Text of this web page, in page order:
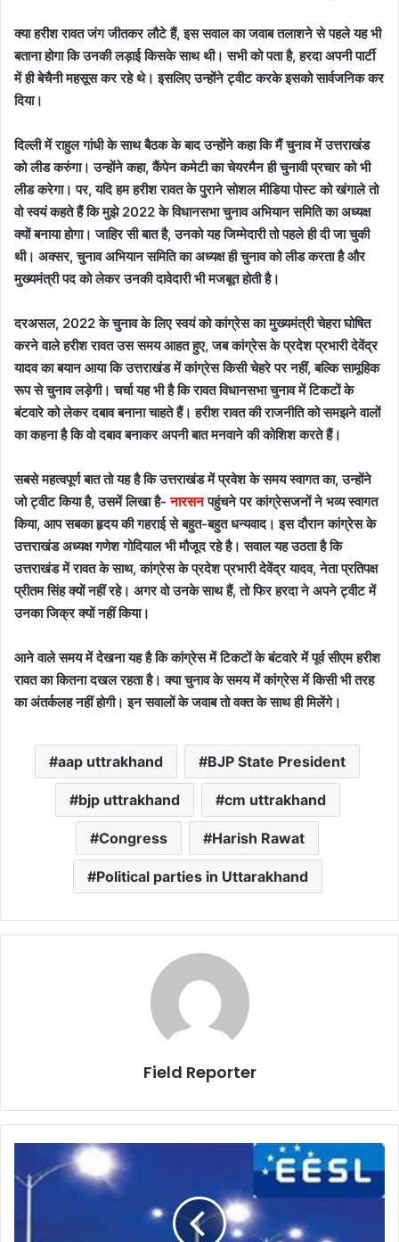
क्या हरीश रावत जंग जीतकर लौटे हैं,इस सवाल का जवाब तलाशने से पहले यह भी
बताना होगा कि उनकी लड़ाई किसके साथ थी। सभी को पता है,हरदा अपनी पार्टी
में ही बेचैनी महसूस कर रहे थे। इसलिए उन्होंने ट्वीट करके इसको सार्वजनिक कर
दिया।
दिल्ली में राहुल गांधी के साथ बैठक के बाद उन्होंने कहा कि मैं चुनाव में उत्तराखंड
को लीड करुंगा। उन्होंने कहा,कैंपेन कमेटी का चेयरमैन ही चुनावी प्रचार को भी
लीड करेगा। पर,यदि हम हरीश रावत के पुराने सोशल मीडिया पोस्ट को खंगाले तो
वो स्वयं कहते हैं कि मुझे2022के विधानसभा चुनाव अभियान समिति का अध्यक्ष
क्यों बनाया होगा। जाहिर सी बात है,उनको यह जिम्मेदारी तो पहले ही दी जा चुकी
थी। अक्सर,चुनाव अभियान समिति का अध्यक्ष ही चुनाव को लीड करता है और
मुख्यमंत्री पद को लेकर उनकी दावेदारी भी मजबूत होती है।
दरअसल, 2022के चुनाव के लिए स्वयं को कांग्रेस का मुख्यमंत्री चेहरा घोषित
करने वाले हरीश रावत उस समय आहत हुए,जब कांग्रेस के प्रदेश प्रभारी देवेंद्र
यादव का बयान आया कि उत्तराखंड में कांग्रेस किसी चेहरे पर नहीं,बल्कि सामूहिक
रूप से चुनाव लड़ेगी। चर्चा यह भी है कि रावत विधानसभा चुनाव में टिकटों के
बंटवारे को लेकर दबाव बनाना चाहते हैं। हरीश रावत की राजनीति को समझने वालों
का कहना है कि वो दबाव बनाकर अपनी बात मनवाने की कोशिश करते हैं।
सबसे महत्वपूर्ण बात तो यह है कि उत्तराखंड में प्रवेश के समय स्वागत का,उन्होंने
जो ट्वीट किया है,उसमें लिखा है- नारसन पहुंचने पर कांग्रेसजनों ने भव्य स्वागत
किया, आप सबका हृदय की गहराई से बहुत-बहुत धन्यवाद। इस दौरान कांग्रेस के
उत्तराखंड अध्यक्ष गणेश गोदियाल भी मौजूद रहे है। सवाल यह उठता है कि
उत्तराखंड में रावत के साथ,कांग्रेस के प्रदेश प्रभारी देवेंद्र यादव,नेता प्रतिपक्ष
प्रीतम सिंह क्यों नहीं रहे। अगर वो उनके साथ हैं,तो फिर हरदा ने अपने ट्वीट में
उनका जिक्र क्यों नहीं किया।
आने वाले समय में देखना यह है कि कांग्रेस में टिकटों के बंटवारे में पूर्व सीएम हरीश
रावत का कितना दखल रहता है। क्या चुनाव के समय में कांग्रेस में किसी भी तरह
का अंतर्कलह नहीं होगी। इन सवालों के जवाब तो वक्त के साथ ही मिलेंगे।
aap uttrakhand BJP State President
bjp uttrakhand cm uttrakhand
Congress Harish Rawat
Political parties in Uttarakhand
Field Reporter
राधिका
को